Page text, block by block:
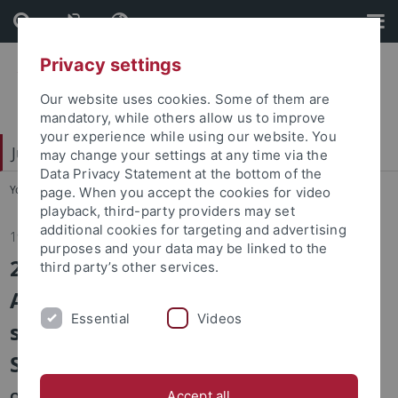
Skip
to
content
Skip
to
footer
Juristische Fakultät
You are here: Startseite ... Fakultät
19.05.2026
2. Klausuren in den Übungen für
Anfänger und Fortgeschrittene
sowie im Grundlagenfach im
Sommersemester 2026
Privacy settings
Our website uses cookies. Some of them are
mandatory, while others allow us to improve
your experience while using our website. You
may change your settings at any time via the
Data Privacy Statement at the bottom of the
page. When you accept the cookies for video
playback, third-party providers may set
additional cookies for targeting and advertising
purposes and your data may be linked to the
third party’s other services.
Essential Videos